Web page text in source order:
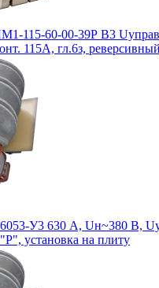
115-60-00-39Р В3
115А, гл.6з,
У3 630 А, Uн~380 В,
установка на плиту